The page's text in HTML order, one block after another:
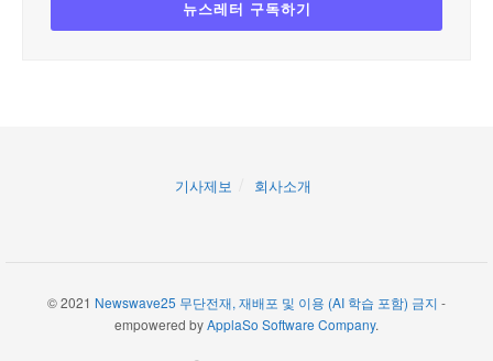
기사제보 회사소개
© 2021 Newswave25 무단전재, 재배포 및 이용 (AI 학습 포함) 금지 -
empowered byApplaSo Software Company.